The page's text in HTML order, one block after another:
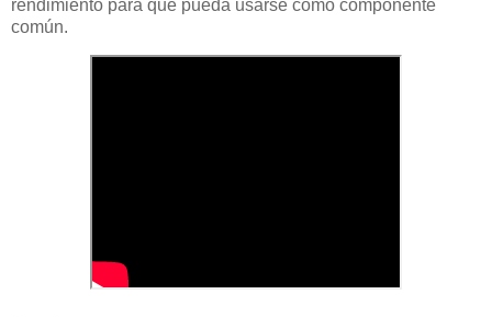
rendimiento para que pueda usarse como componente
común.